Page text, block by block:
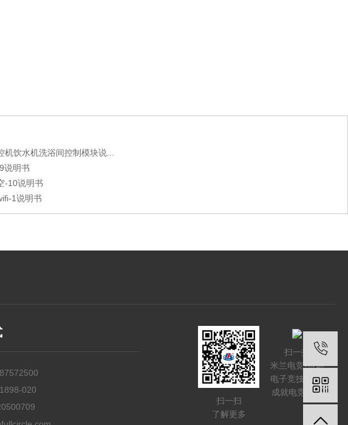
机饮水机洗浴间控制模块说...
说明书
-10说明书
1说明书
020
扫一扫
了解更多
扫一扫
米兰电竞-点燃
电子竞技激情,
成就电竞梦想